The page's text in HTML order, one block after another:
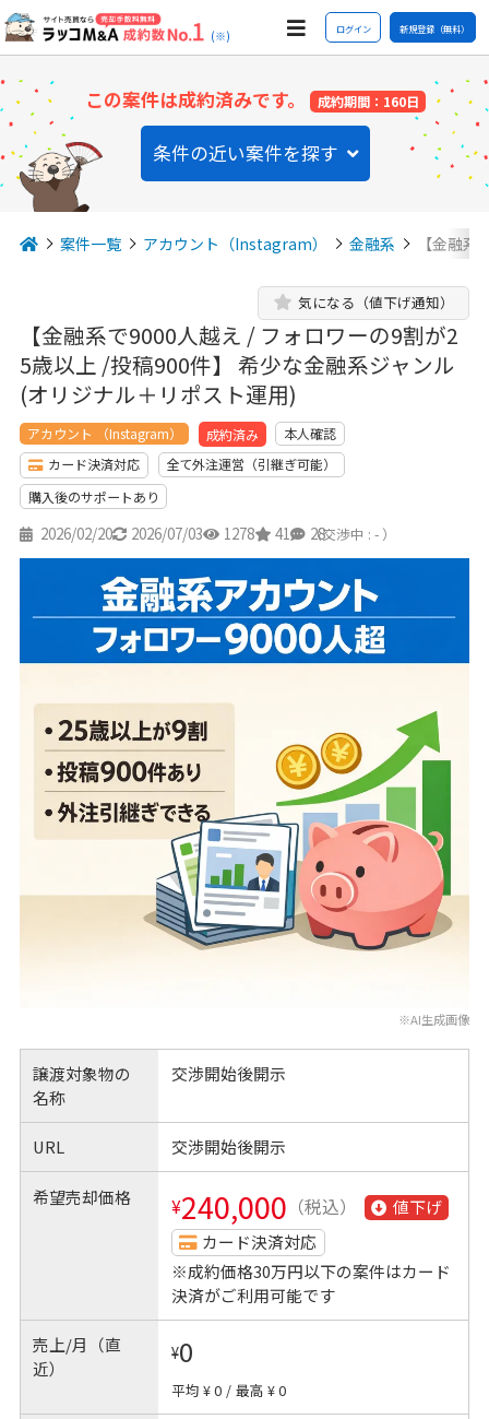
(※) ログイン 新規登録（無料）
この案件は成約済みです。 成約期間：160日
条件の近い案件を探す
案件一覧 アカウント（Instagram） 金融系 【金融
【金融系で9000人越え / フォロワーの9割が2
5歳以上 /投稿900件】 希少な金融系ジャンル
(オリジナル＋リポスト運用)
気になる（値下げ通知）
アカウント （Instagram） 成約済み
本人確認
カード決済対応
全て外注運営（引継ぎ可能）
購入後のサポートあり
2026/02/20 2026/07/03 1278 41 28
（交渉中 : - ）
※AI生成画像
譲渡対象物の
名称
交渉開始後開示
URL 交渉開始後開示
希望売却価格 ¥240,000 （税込）
値下げ
カード決済対応
※成約価格30万円以下の案件はカード
決済がご利用可能です
売上/月（直
近）
¥0
平均 ¥ 0 / 最高 ¥ 0